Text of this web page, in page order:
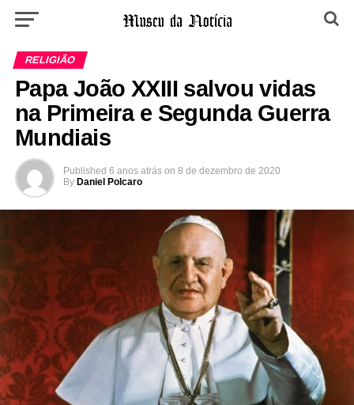
RELIGIÃO
Papa João XXIII salvou vidas
na Primeira e Segunda Guerra
Mundiais
Published 6 anos atrás on 8 de dezembro de 2020
By Daniel Polcaro